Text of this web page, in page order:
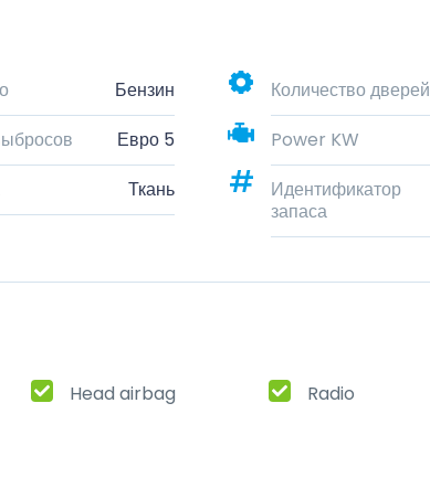
Бензин Количество дверей
Евро 5 Power KW
Ткань
Идентификатор
запаса
Head airbag
Radio